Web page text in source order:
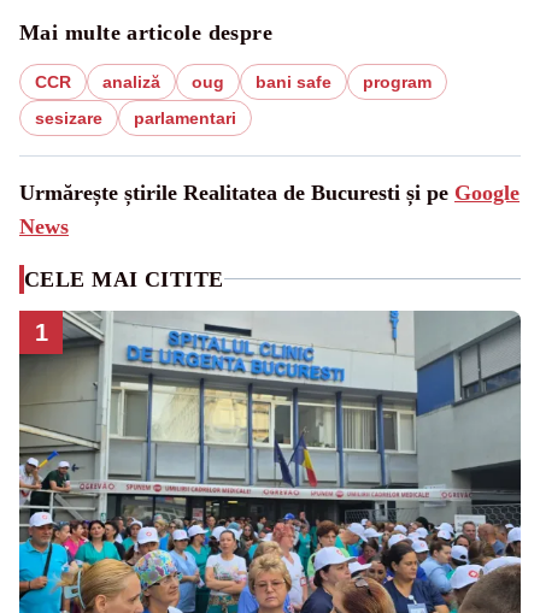
Mai multe articole despre
CCR analiză oug bani safe
program
sesizare
parlamentari
Urmărește știrile Realitatea de Bucuresti și pe Google
News
CELE MAI CITITE
1